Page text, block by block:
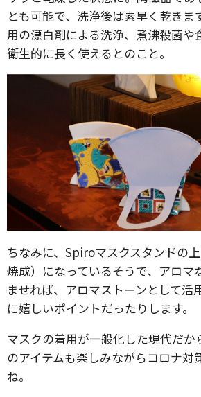
とも可能で、洗浄後は素早く乾きま
用の漂白剤による洗浄、煮沸殺菌や
衛生的に長く使えるとのこと。
ちなみに、Spiroマスクスタンドの
焼成）になっているそうで、アロマ
ませれば、アロマストーンとして活
に嬉しいポイントだったりします。
マスクの着用が一般化した現代だか
のアイテムも楽しみながらコロナ対
ね。